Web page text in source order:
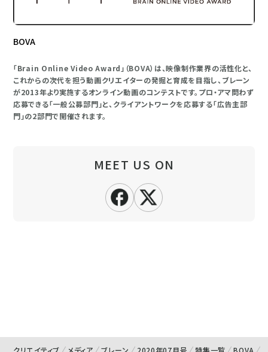
BOVA
「Brain Online Video Award」（BOVA）は、映像制作業界の活性化と、
これからの次代を担う動画クリエイターの発掘と育成を目指し、ブレーン
が2013年より実施するオンライン動画のコンテストです。プロ・アマ問わず
応募できる「一般公募部門」と、クライアントワークを応募する「広告主部
門」の2部門で開催されます。
MEET US ON
クリエイティブ メディア ブレーン 2020年07月号 特集一覧 BOVA